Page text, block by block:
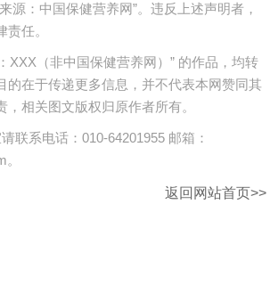
源：中国保健营养网”。违反上述声明者，
任。
XXX（非中国保健营养网）” 的作品，均转
的在于传递更多信息，并不代表本网赞同其
相关图文版权归原作者所有。
联系电话：010-64201955 邮箱：
返回网站首页>>